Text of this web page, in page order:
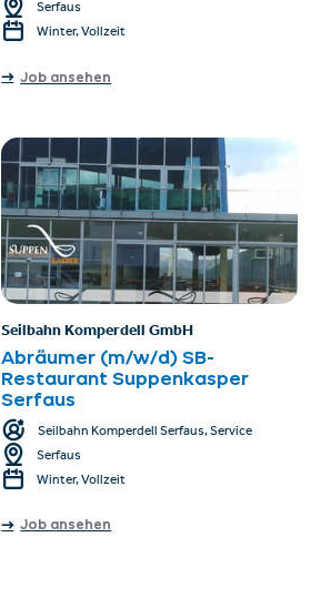
Serfaus
Winter, Vollzeit
Job ansehen
Seilbahn Komperdell GmbH
Abräumer (m/w/d) SB-
Restaurant Suppenkasper
Serfaus
Seilbahn Komperdell Serfaus, Service
Serfaus
Winter, Vollzeit
Job ansehen